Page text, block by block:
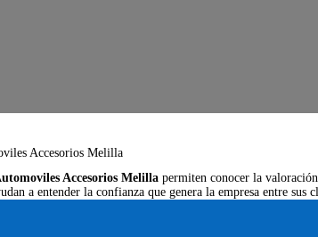
Accesorios Melilla
Accesorios Melilla permiten conocer la
a entender la confianza que genera la empresa entre sus